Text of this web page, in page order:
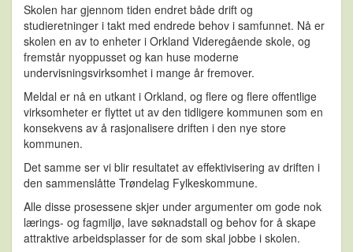
Skolen har gjennom tiden endret både drift og
studieretninger i takt med endrede behov i samfunnet. Nå er
skolen en av to enheter i Orkland Videregående skole, og
fremstår nyoppusset og kan huse moderne
undervisningsvirksomhet i mange år fremover.
Meldal er nå en utkant i Orkland, og flere og flere offentlige
virksomheter er flyttet ut av den tidligere kommunen som en
konsekvens av å rasjonalisere driften i den nye store
kommunen.
Det samme ser vi blir resultatet av effektivisering av driften i
den sammenslåtte Trøndelag Fylkeskommune.
Alle disse prosessene skjer under argumenter om gode nok
lærings- og fagmiljø, lave søknadstall og behov for å skape
attraktive arbeidsplasser for de som skal jobbe i skolen.